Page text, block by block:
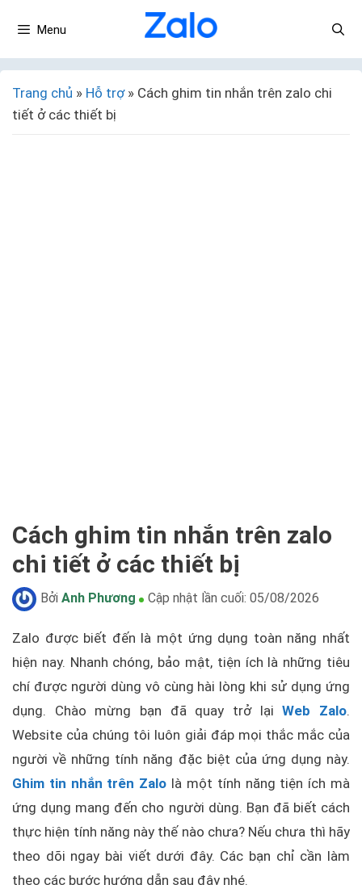
Menu
Trang chủ » Hỗ trợ» Cách ghim tin nhắn trên zalo chi
tiết ở các thiết bị
Cách ghim tin nhắn trên zalo
chi tiết ở các thiết bị
Bởi Anh Phương Cập nhật lần cuối: 05/08/2026
Zalo được biết đến là một ứng dụng toàn năng nhất
hiện nay. Nhanh chóng, bảo mật, tiện ích là những tiêu
chí được người dùng vô cùng hài lòng khi sử dụng ứng
dụng. Chào mừng bạn đã quay trở lại Web Zalo.
Website của chúng tôi luôn giải đáp mọi thắc mắc của
người về những tính năng đặc biệt của ứng dụng này.
Ghim tin nhắn trên Zalo là một tính năng tiện ích mà
ứng dụng mang đến cho người dùng. Bạn đã biết cách
thực hiện tính năng này thế nào chưa? Nếu chưa thì hãy
theo dõi ngay bài viết dưới đây. Các bạn chỉ cần làm
theo các bước hướng dẫn sau đây nhé.